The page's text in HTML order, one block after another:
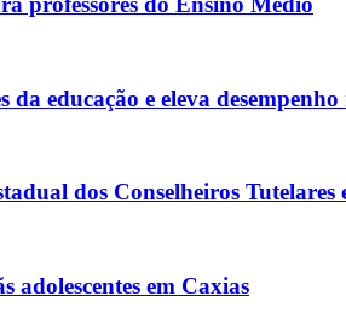
educação e eleva
dos Conselheiros
adolescentes em Caxias